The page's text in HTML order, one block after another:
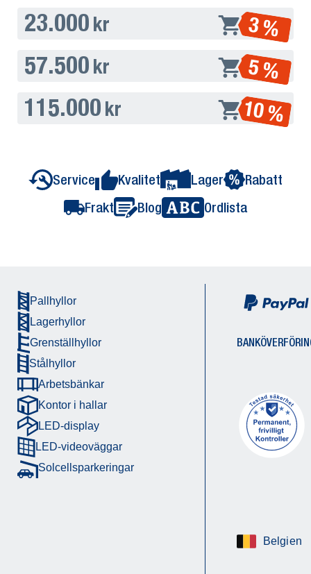
23.000 kr 3 %
57.500 kr 5 %
115.000 kr 10 %
Service Kvalitet Lager
Rabatt
Frakt
Blog Ordlista
Pallhyllor
Lagerhyllor
Grenställhyllor
Stålhyllor
Arbetsbänkar
Kontor i hallar
LED-display
LED-videoväggar
Solcellsparkeringar
Belgien